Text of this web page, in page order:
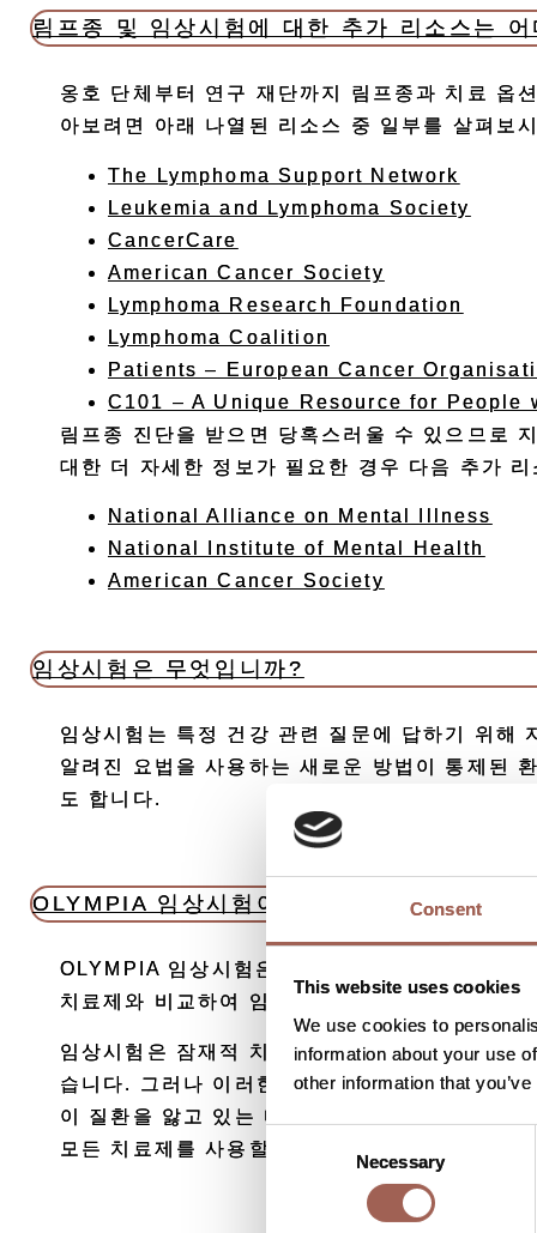
Consent
This website uses cookies
We use cookies to
information about your use
other information that
Consent
Necessary
림프종 및 임상시험에 대한 추가 리소스는
옹호 단체부터 연구 재단까지 림프종과 치료 옵
아보려면 아래 나열된 리소스 중 일부를 살펴보
The Lymphoma Support Network
Leukemia and Lymphoma Society
CancerCare
American Cancer Society
Lymphoma Research Foundation
Lymphoma Coalition
Patients – European Cancer
C101 – A Unique Resource for People
림프종 진단을 받으면 당혹스러울 수 있으므로
대한 더 자세한 정보가 필요한 경우 다음 추가
National Alliance on Mental Illness
National Institute of Mental Health
American Cancer Society
임상시험은 무엇입니까?
임상시험는 특정 건강 관련 질문에 답하기 위해
알려진 요법을 사용하는 새로운 방법이 통제된
도 합니다.
OLYMPIA 임상시험이란 무엇입니까?
OLYMPIA 임상시험은 림프종 환자를 대상으로
치료제와 비교하여 임상시험용 의약품의 림프
임상시험은 잠재적 치료제를 조사하는 데 필수
습니다. 그러나 이러한 임상시험에 참여하는 모
이 질환을 앓고 있는 다른 사람들에게도 도움이
모든 치료제를 사용할 수 있게 된 것입니다.